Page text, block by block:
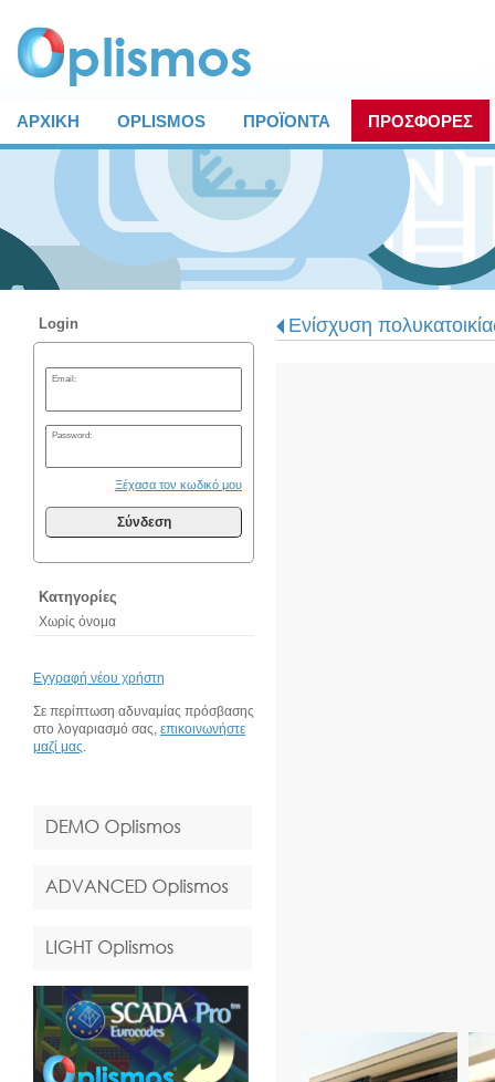
ΑΡΧΙΚΗ OPLISMOS ΠΡΟΪΟΝΤΑ ΠΡΟΣΦΟΡΕΣ
Login
Email:
Password:
Ξέχασα τον κωδικό μου
Σύνδεση
Κατηγορίες
Χωρίς όνομα
Εγγραφή νέου χρήστη
Σε περίπτωση αδυναμίας πρόσβασης
στο λογαριασμό σας, επικοινωνήστε
μαζί μας.
Ενίσχυση